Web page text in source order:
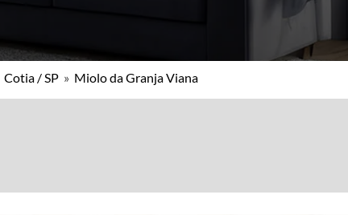
Cotia / SP » Miolo da Granja Viana